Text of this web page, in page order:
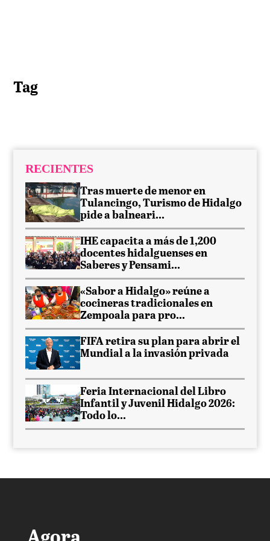
Tag
RECIENTES
Tras muerte de menor en
Tulancingo, Turismo de Hidalgo
pide a balneari...
IHE capacita a más de 1,200
docentes hidalguenses en
Saberes y Pensami...
«Sabor a Hidalgo» reúne a
cocineras tradicionales en
Zempoala para pro...
FIFA retira su plan para abrir el
Mundial a la invasión privada
Feria Internacional del Libro
Infantil y Juvenil Hidalgo 2026:
Todo lo...